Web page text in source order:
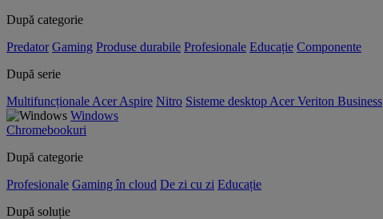
După categorie
Predator Gaming Produse durabile Profesionale Educație Componente
După serie
Multifuncționale Acer Aspire Nitro Sisteme desktop Acer Veriton Business
Windows
Chromebookuri
După categorie
Profesionale Gaming în cloud De zi cu zi Educație
După soluție